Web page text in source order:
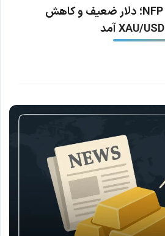
قیمت طلا در آستانه NFP؛ دلار ضعیف و کاهش